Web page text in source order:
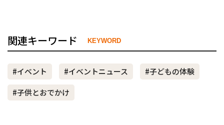
関連キーワード KEYWORD
#イベント #イベントニュース
#子どもの体験
#子供とおでかけ